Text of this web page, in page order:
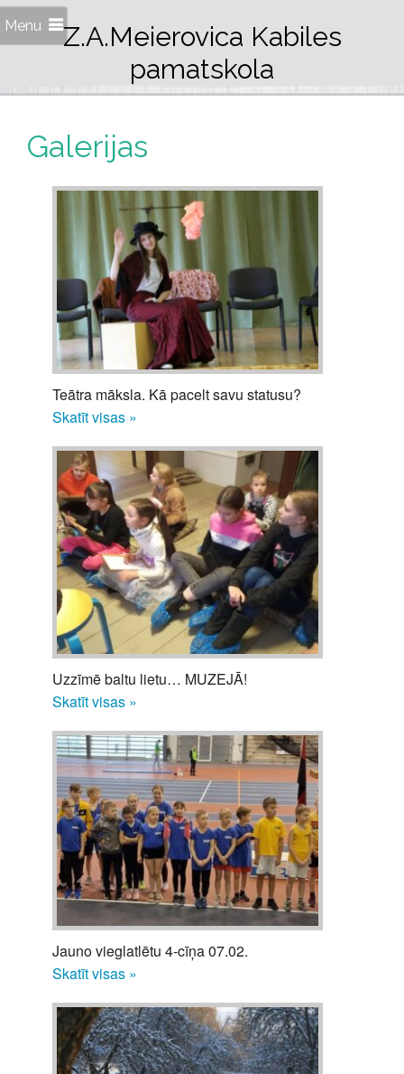
Menu
Z.A.Meierovica Kabiles
pamatskola
Galerijas
Teātra māksla. Kā pacelt savu statusu?
Skatīt visas »
Uzzīmē baltu lietu… MUZEJĀ!
Skatīt visas »
Jauno vieglatlētu 4-cīņa 07.02.
Skatīt visas »